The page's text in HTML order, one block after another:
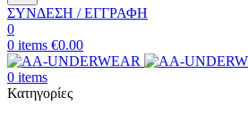
ΣΥΝΔΕΣΗ / ΕΓΓΡΑΦΗ
0
0 items €0.00
0 items
Κατηγορίες